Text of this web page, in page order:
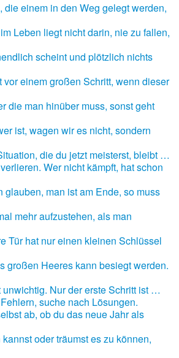
die einem in den Weg gelegt werden,
Leben liegt nicht darin, nie zu fallen,
scheint und plötzlich nichts
vor einem großen Schritt, wenn dieser
die man hinüber muss, sonst geht
ist, wagen wir es nicht, sondern
die du jetzt meisterst, bleibt …
Wer nicht kämpft, hat schon
glauben, man ist am Ende, so muss
mehr aufzustehen, als man
Tür hat nur einen kleinen Schlüssel
großen Heeres kann besiegt werden.
unwichtig. Nur der erste Schritt ist …
suche nach Lösungen.
ab, ob du das neue Jahr als
oder träumst es zu können,